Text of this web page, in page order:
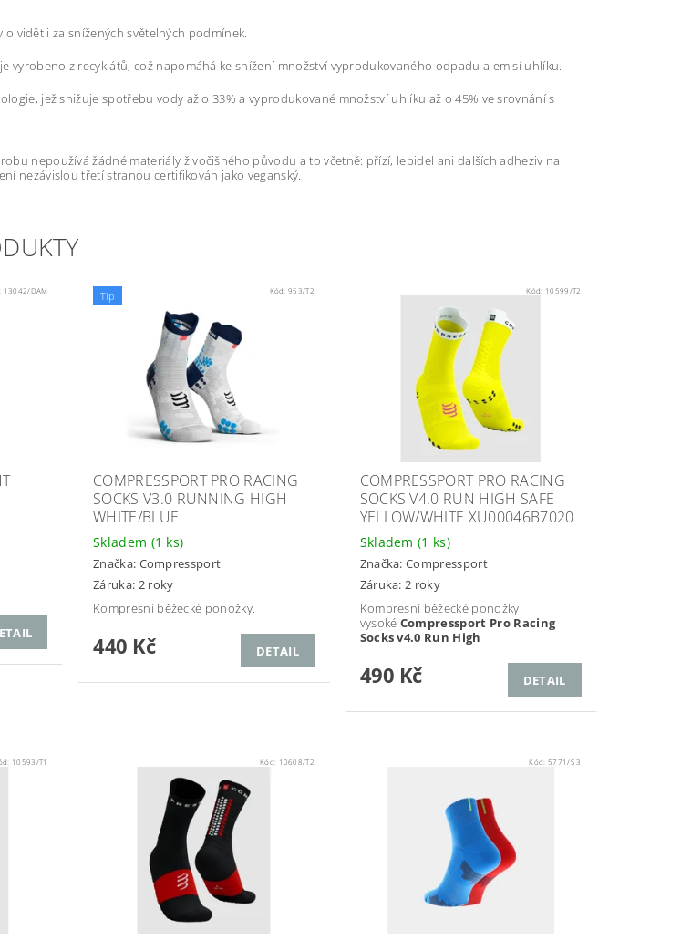
vidět i za snížených světelných podmínek.
vyrobeno z recyklátů, což napomáhá ke snížení množství vyprodukovaného odpadu a emisí uhlíku.
jež snižuje spotřebu vody až o 33% a vyprodukované množství uhlíku až o 45% ve srovnání s
nepoužívá žádné materiály živočišného původu a to včetně: přízí, lepidel ani dalších adheziv na
nezávislou třetí stranou certifikován jako veganský.
13042/DAM Tip Kód:953/T2
COMPRESSPORT PRO RACING
SOCKS V3.0 RUNNING HIGH
WHITE/BLUE
Skladem (1 ks)
Značka: Compressport
Záruka: 2 roky
Kompresní běžecké ponožky.
440 Kč DETAIL
Kód: 10599/T2
COMPRESSPORT PRO RACING
SOCKS V4.0 RUN HIGH SAFE
YELLOW/WHITE XU00046B7020
Skladem(1 ks)
Značka:Compressport
Záruka: 2 roky
Kompresní běžecké ponožky
vysoké Compressport Pro Racing
Socks v4.0 Run High
490 Kč DETAIL
10593/T1 Kód: 10608/T2 Kód:5771/S 3